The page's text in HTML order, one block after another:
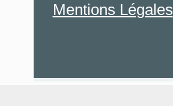
Mentions Légales